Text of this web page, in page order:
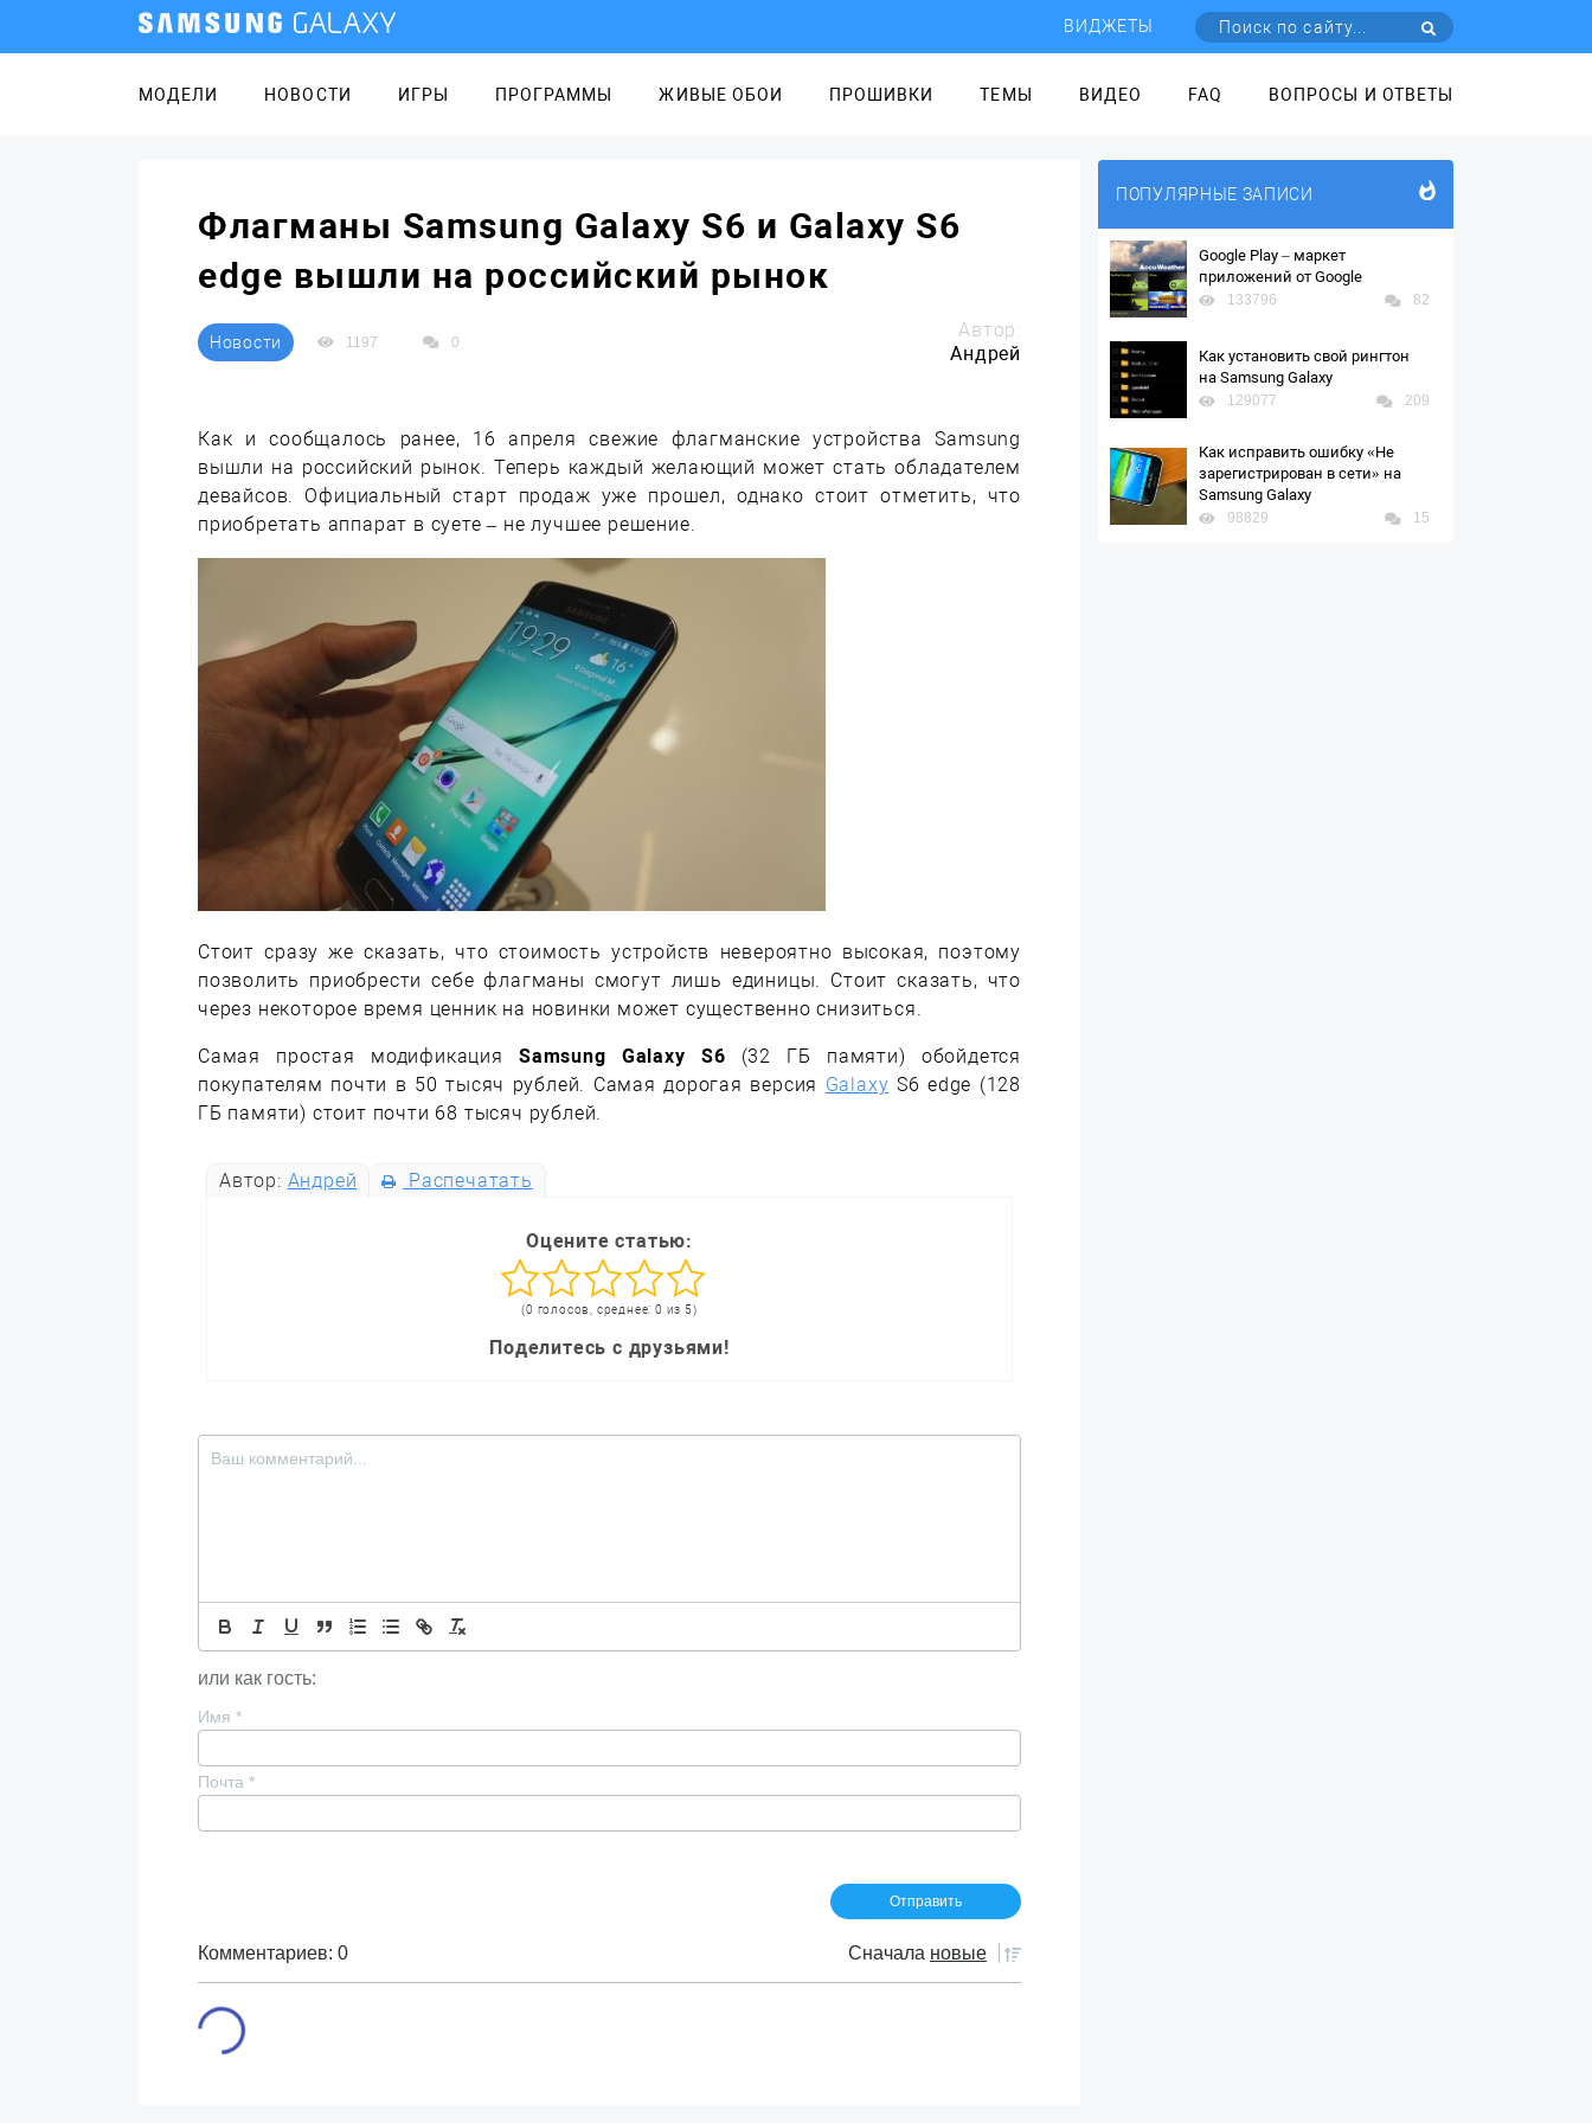
ВИДЖЕТЫ
МОДЕЛИ НОВОСТИ ИГРЫ ПРОГРАММЫ ЖИВЫЕ ОБОИ ПРОШИВКИ ТЕМЫ ВИДЕО FAQ ВОПРОСЫ И ОТВЕТЫ
Флагманы Samsung Galaxy S6 и Galaxy S6
edge вышли на российский рынок
Новости 1197 0
Автор:
Андрей
Как и сообщалось ранее, 16 апреля свежие флагманские устройства Samsung
вышли на российский рынок. Теперь каждый желающий может стать обладателем
девайсов. Официальный старт продаж уже прошел, однако стоит отметить, что
приобретать аппарат в суете – не лучшее решение.
Стоит сразу же сказать, что стоимость устройств невероятно высокая, поэтому
позволить приобрести себе флагманы смогут лишь единицы. Стоит сказать, что
через некоторое время ценник на новинки может существенно снизиться.
Самая простая модификация Samsung Galaxy S6 (32 ГБ памяти) обойдется
покупателям почти в 50 тысяч рублей. Самая дорогая версия Galaxy S6 edge (128
ГБ памяти) стоит почти 68 тысяч рублей.
Автор: Андрей Распечатать
Оцените статью:
(0 голосов, среднее: 0 из 5)
Поделитесь с друзьями!
или как гость:
Имя *
Почта *
Комментариев: 0 Сначала новые
ПОПУЛЯРНЫЕ ЗАПИСИ
Google Play – маркет
приложений от Google
133796 82
Как установить свой рингтон
на Samsung Galaxy
129077 209
Как исправить ошибку «Не
зарегистрирован в сети» на
Samsung Galaxy
98829 15